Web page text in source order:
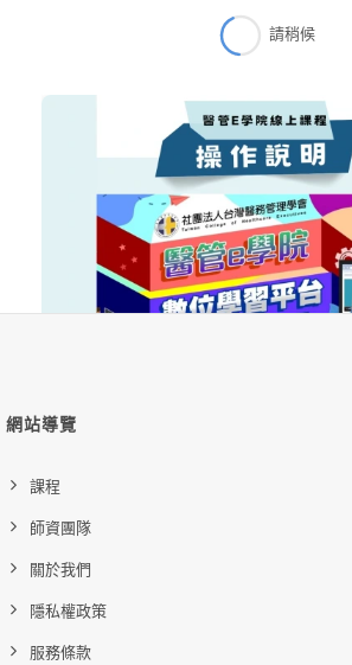
請稍候
購買後有效期限：課程下架時
網站導覽
課程
師資團隊
關於我們
隱私權政策
服務條款